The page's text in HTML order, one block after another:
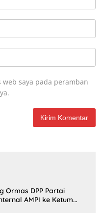
saya pada peramban
Ormas DPP Partai
AMPI ke Ketum